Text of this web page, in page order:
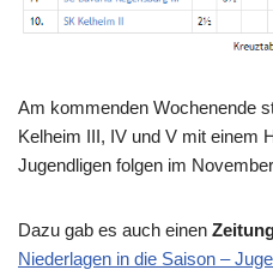
Am kommenden Wochenende
Kelheim III, IV und V mit einem
Jugendligen folgen im
Dazu gab es auch einen
Niederlagen in die Saison –